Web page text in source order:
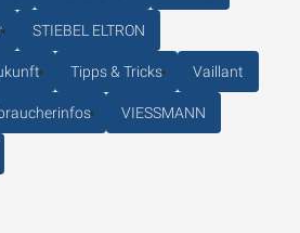
STIEBEL ELTRON
Tipps & Tricks Vaillant
VIESSMANN